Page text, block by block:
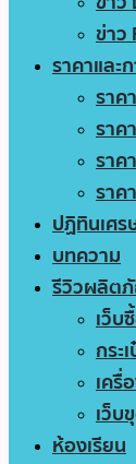
ข่าว
ราคาและ
ราค
ราค
ราค
ราค
ปฏิทินเศร
บทความ
รีวิวผลิต
เว็บ
กระ
เครื่
เว็บ
ห้องเรียน